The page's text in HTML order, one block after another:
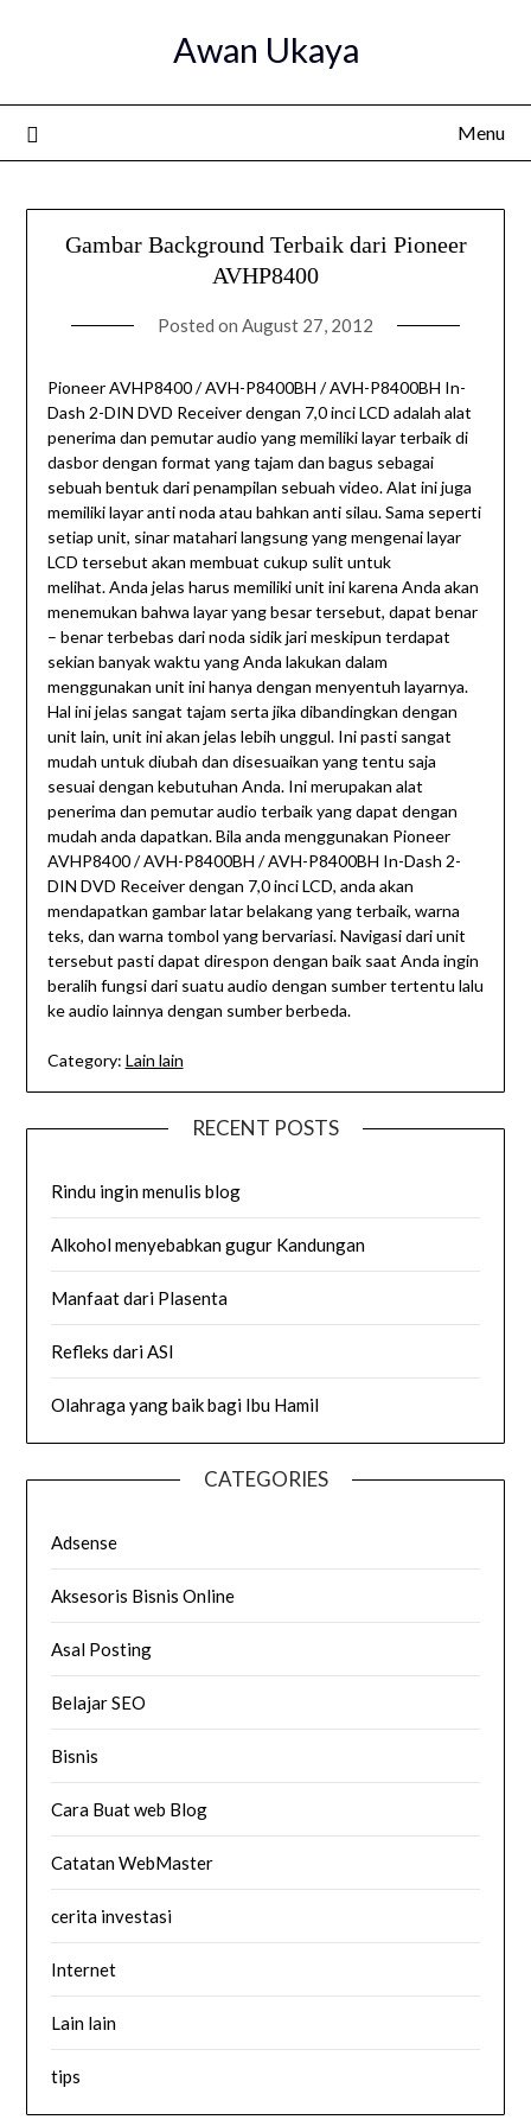
Awan Ukaya
Menu
Gambar Background Terbaik dari Pioneer
AVHP8400
Posted on August 27, 2012
Pioneer AVHP8400 / AVH-P8400BH / AVH-P8400BH In-
Dash 2-DIN DVD Receiver dengan 7,0 inci LCD adalah alat
penerima dan pemutar audio yang memiliki layar terbaik di
dasbor dengan format yang tajam dan bagus sebagai
sebuah bentuk dari penampilan sebuah video. Alat ini juga
memiliki layar anti noda atau bahkan anti silau. Sama seperti
setiap unit, sinar matahari langsung yang mengenai layar
LCD tersebut akan membuat cukup sulit untuk
melihat. Anda jelas harus memiliki unit ini karena Anda akan
menemukan bahwa layar yang besar tersebut, dapat benar
– benar terbebas dari noda sidik jari meskipun terdapat
sekian banyak waktu yang Anda lakukan dalam
menggunakan unit ini hanya dengan menyentuh layarnya.
Hal ini jelas sangat tajam serta jika dibandingkan dengan
unit lain, unit ini akan jelas lebih unggul. Ini pasti sangat
mudah untuk diubah dan disesuaikan yang tentu saja
sesuai dengan kebutuhan Anda. Ini merupakan alat
penerima dan pemutar audio terbaik yang dapat dengan
mudah anda dapatkan. Bila anda menggunakan Pioneer
AVHP8400 / AVH-P8400BH / AVH-P8400BH In-Dash 2-
DIN DVD Receiver dengan 7,0 inci LCD, anda akan
mendapatkan gambar latar belakang yang terbaik, warna
teks, dan warna tombol yang bervariasi. Navigasi dari unit
tersebut pasti dapat direspon dengan baik saat Anda ingin
beralih fungsi dari suatu audio dengan sumber tertentu lalu
ke audio lainnya dengan sumber berbeda.
Category: Lain lain
RECENT POSTS
Rindu ingin menulis blog
Alkohol menyebabkan gugur Kandungan
Manfaat dari Plasenta
Refleks dari ASI
Olahraga yang baik bagi Ibu Hamil
CATEGORIES
Adsense
Aksesoris Bisnis Online
Asal Posting
Belajar SEO
Bisnis
Cara Buat web Blog
Catatan WebMaster
cerita investasi
Internet
Lain lain
tips